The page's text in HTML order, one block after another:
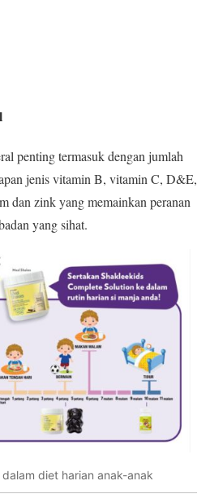
penting termasuk dengan jumlah
jenis vitamin B, vitamin C, D&E,
dan zink yang memainkan peranan
yang sihat.
diet harian anak-anak